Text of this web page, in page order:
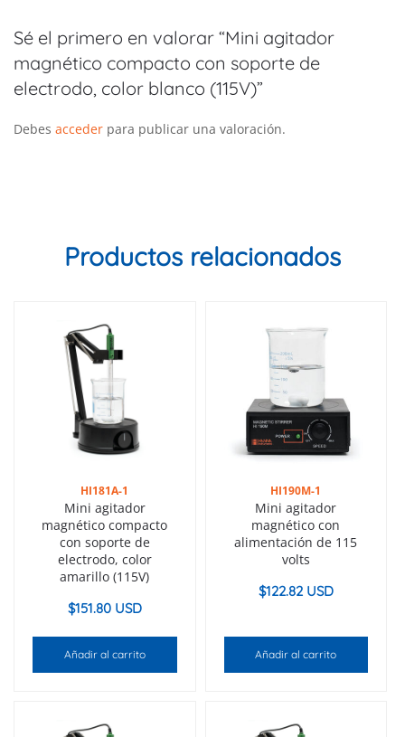
Sé el primero en valorar “Mini agitador
magnético compacto con soporte de
electrodo, color blanco (115V)”
Debes acceder para publicar una valoración.
Productos relacionados
HI181A-1
Mini agitador
magnético compacto
con soporte de
electrodo, color
amarillo (115V)
$151.80 USD
Añadir al carrito
HI190M-1
Mini agitador
magnético con
alimentación de 115
volts
$122.82 USD
Añadir al carrito